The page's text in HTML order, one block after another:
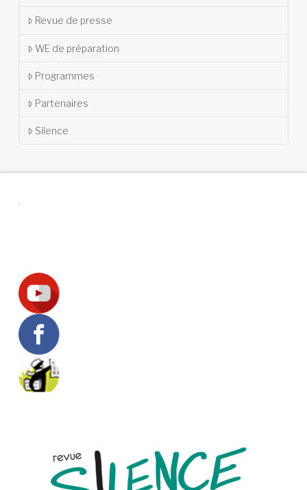
Revue de presse
WE de préparation
Programmes
Partenaires
Silence